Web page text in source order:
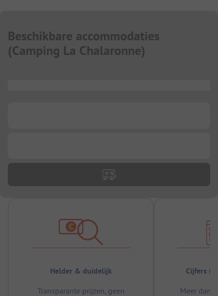
Beschikbare accommodaties
(Camping La Chalaronne)
Helder & duidelijk
Transparante prijzen, geen
Cijfers
Meer dan